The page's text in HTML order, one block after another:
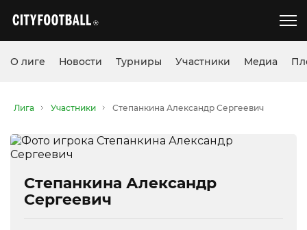
О лиге Новости Турниры Участники Медиа
Лига Участники Степанкина Александр Сергеевич
Степанкина Александр
Сергеевич